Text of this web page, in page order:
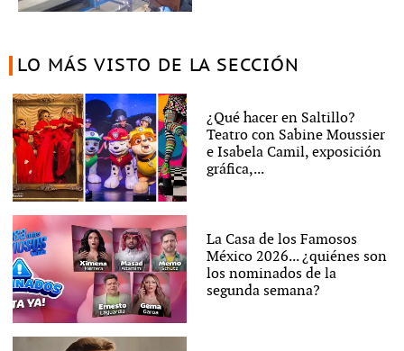
LO MÁS VISTO DE LA SECCIÓN
¿Qué hacer en Saltillo?
Teatro con Sabine Moussier
e Isabela Camil, exposición
gráfica,...
La Casa de los Famosos
México 2026... ¿quiénes son
los nominados de la
segunda semana?